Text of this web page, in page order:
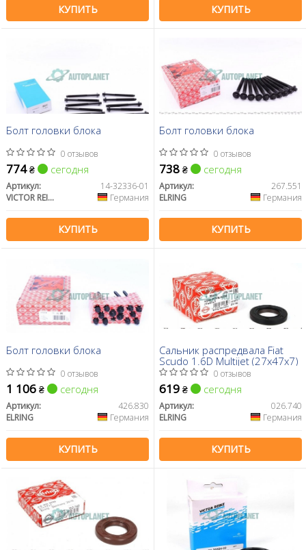
КУПИТЬ КУПИТЬ
Болт головки блока
0 отзывов
774₴ сегодня
Артикул:
14-32336-01
VICTOR REINZ
Германия
КУПИТЬ
Болт головки блока
0 отзывов
738 ₴ сегодня
Артикул:
267.551
ELRING
Германия
КУПИТЬ
Болт головки блока
0 отзывов
1 106 ₴ сегодня
Артикул:
426.830
ELRING
Германия
КУПИТЬ
Сальник распредвала Fiat
Scudo 1.6D Multijet (27x47x7)
0 отзывов
619 ₴ сегодня
Артикул:
026.740
ELRING
Германия
КУПИТЬ